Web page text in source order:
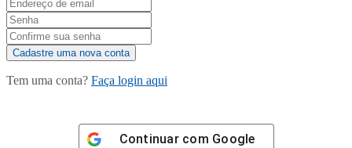
Tem uma conta? Faça login aqui
Continuar com Google